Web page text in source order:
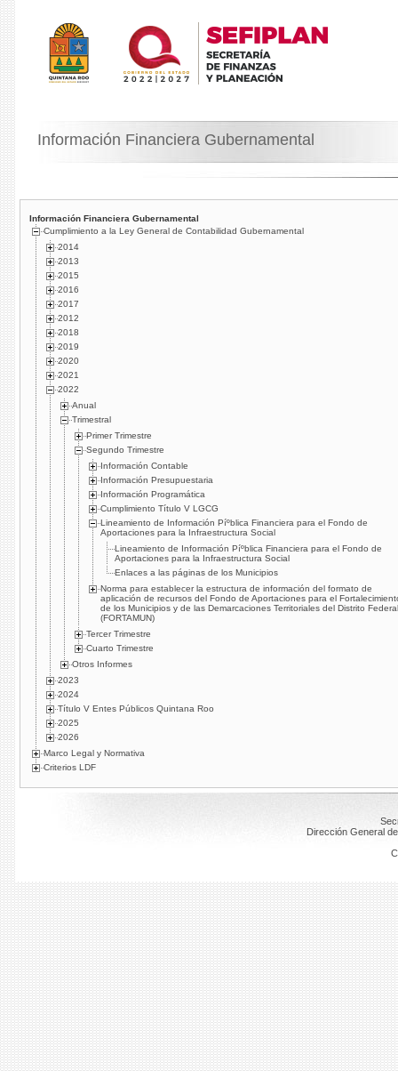
Información Financiera Gubernamental
Información Financiera Gubernamental
Cumplimiento a la Ley General de Contabilidad Gubernamental
2014
2013
2015
2016
2017
2012
2018
2019
2020
2021
2022
Anual
Trimestral
Primer Trimestre
Segundo Trimestre
Información Contable
Información Presupuestaria
Información Programática
Cumplimiento Tí­tulo V LGCG
Lineamiento de Información Píºblica Financiera para el Fondo de
Aportaciones para la Infraestructura Social
Lineamiento de Información Píºblica Financiera para el Fondo de
Aportaciones para la Infraestructura Social
Enlaces a las páginas de los Municipios
Norma para establecer la estructura de información del formato de
aplicación de recursos del Fondo de Aportaciones para el
de los Municipios y de las Demarcaciones Territoriales del Distrito Federal
(FORTAMUN)
Tercer Trimestre
Cuarto Trimestre
Otros Informes
2023
2024
Título V Entes Públicos Quintana Roo
2025
2026
Marco Legal y Normativa
Criterios LDF
Dirección General